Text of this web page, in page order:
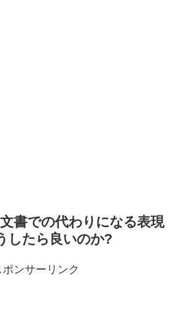
書での代わりになる表現
したら良いのか?
ポンサーリンク